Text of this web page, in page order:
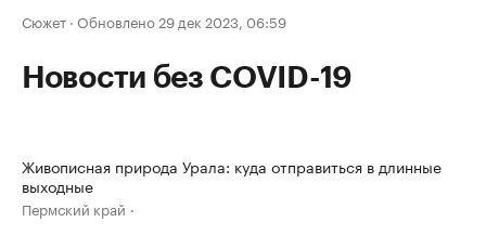
Сюжет · Обновлено 29 дек 2023, 06:59
Новости без COVID-19
Живописная природа Урала: куда отправиться в длинные
выходные
Пермский край